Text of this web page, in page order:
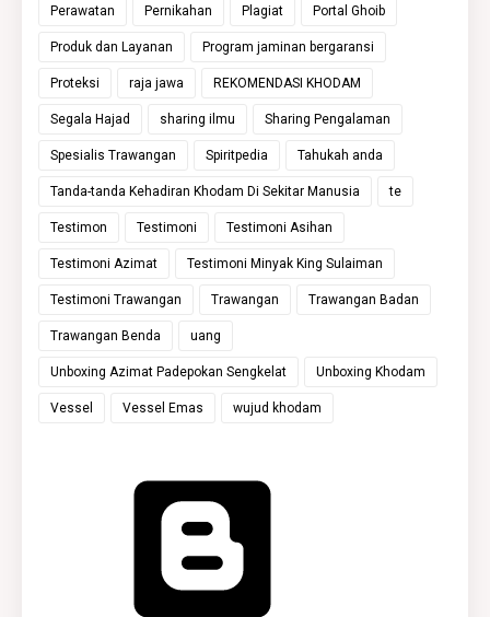
Perawatan Pernikahan Plagiat Portal Ghoib
Produk dan Layanan Program jaminan bergaransi
Proteksi raja jawa REKOMENDASI KHODAM
Segala Hajad sharing ilmu Sharing Pengalaman
Spesialis Trawangan Spiritpedia Tahukah anda
Tanda-tanda Kehadiran Khodam Di Sekitar Manusia te
Testimon Testimoni Testimoni Asihan
Testimoni Azimat Testimoni Minyak King Sulaiman
Testimoni Trawangan Trawangan Trawangan Badan
Trawangan Benda uang
Unboxing Azimat Padepokan Sengkelat Unboxing Khodam
Vessel Vessel Emas wujud khodam